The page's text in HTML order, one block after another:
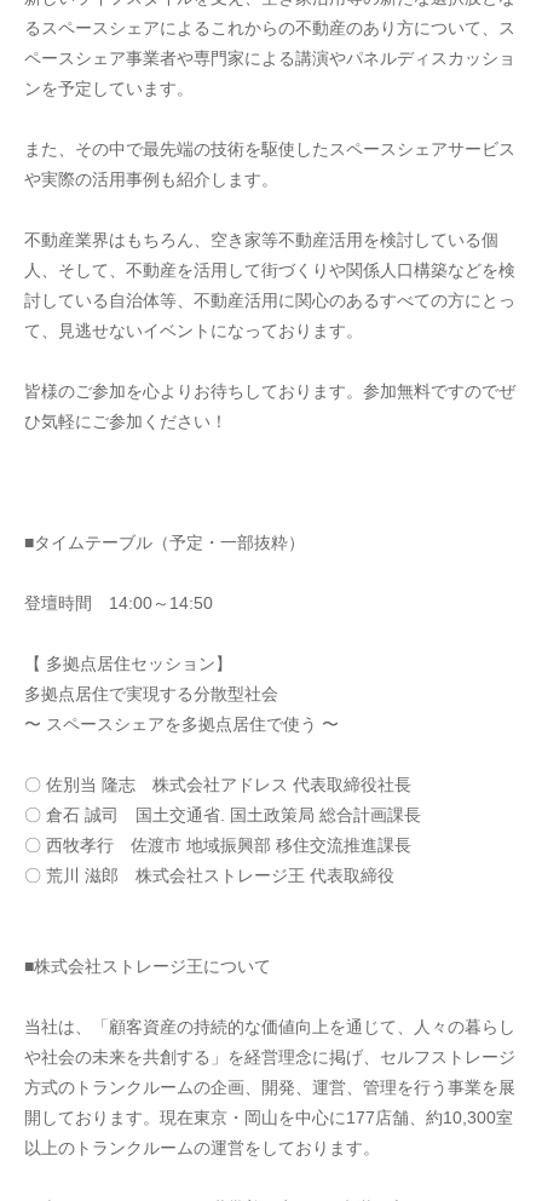
るスペースシェアによるこれからの不動産のあり方について、ス
ペースシェア事業者や専門家による講演やパネルディスカッショ
ンを予定しています。
また、その中で最先端の技術を駆使したスペースシェアサービス
や実際の活用事例も紹介します。
不動産業界はもちろん、空き家等不動産活用を検討している個
人、そして、不動産を活用して街づくりや関係人口構築などを検
討している自治体等、不動産活用に関心のあるすべての方にとっ
て、見逃せないイベントになっております。
皆様のご参加を心よりお待ちしております。参加無料ですのでぜ
ひ気軽にご参加ください！
■タイムテーブル（予定・一部抜粋）
登壇時間　14:00～14:50
【 多拠点居住セッション】
多拠点居住で実現する分散型社会
〜 スペースシェアを多拠点居住で使う 〜
〇 佐別当 隆志　株式会社アドレス 代表取締役社長
〇 倉石 誠司　国土交通省. 国土政策局 総合計画課長
〇 西牧孝行　佐渡市 地域振興部 移住交流推進課長
〇 荒川 滋郎　株式会社ストレージ王 代表取締役
■株式会社ストレージ王について
当社は、「顧客資産の持続的な価値向上を通じて、人々の暮らし
や社会の未来を共創する」を経営理念に掲げ、セルフストレージ
方式のトランクルームの企画、開発、運営、管理を行う事業を展
開しております。現在東京・岡山を中心に177店舗、約10,300室
以上のトランクルームの運営をしております。